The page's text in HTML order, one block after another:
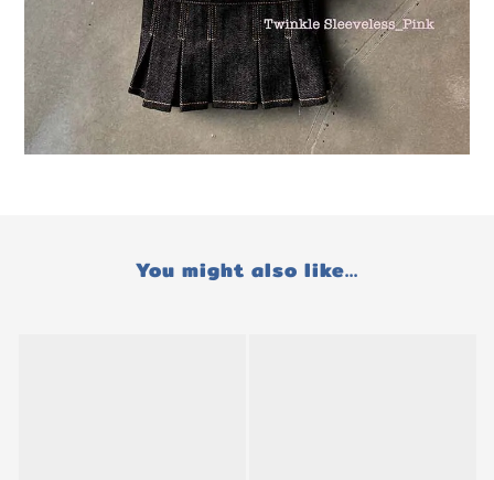
You might also like...